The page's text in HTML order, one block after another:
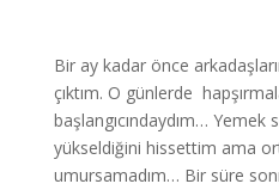
Bir ay kadar önce
çıktım. O günlerde
başlangıcındaydım… Yemek
yükseldiğini hissettim ama
umursamadım… Bir süre